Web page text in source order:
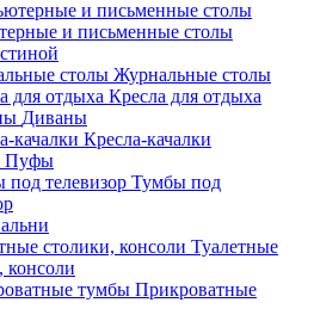
и письменные столы
Журнальные столы
Кресла для отдыха
Диваны
Кресла-качалки
Пуфы
Тумбы под
Туалетные
консоли
Прикроватные